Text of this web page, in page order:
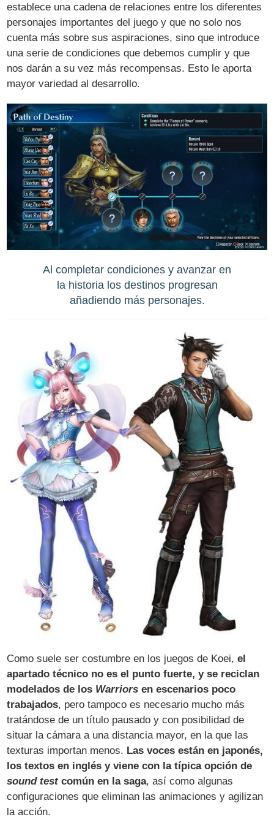
establece una cadena de relaciones entre los diferentes
personajes importantes del juego y que no solo nos
cuenta más sobre sus aspiraciones, sino que introduce
una serie de condiciones que debemos cumplir y que
nos darán a su vez más recompensas. Esto le aporta
mayor variedad al desarrollo.
Al completar condiciones y avanzar en
la historia los destinos progresan
añadiendo más personajes.
Como suele ser costumbre en los juegos de Koei,el
apartado técnico no es el punto fuerte, y se reciclan
modelados de los Warriors en escenarios poco
trabajados, pero tampoco es necesario mucho más
tratándose de un título pausado y con posibilidad de
situar la cámara a una distancia mayor, en la que las
texturas importan menos. Las voces están en japonés,
los textos en inglés y viene con la típica opción de
sound testcomún en la saga, así como algunas
configuraciones que eliminan las animaciones y agilizan
la acción.